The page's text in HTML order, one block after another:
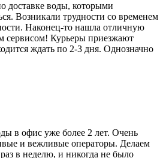
доставке воды, которыми
Возникали трудности со временем
Наконец-то нашла отличную
сервисом! Курьеры приезжают
ждать по 2-3 дня. Однозначно
в офис уже более 2 лет. Очень
и вежливые операторы. Делаем
раз в неделю, и никогда не было